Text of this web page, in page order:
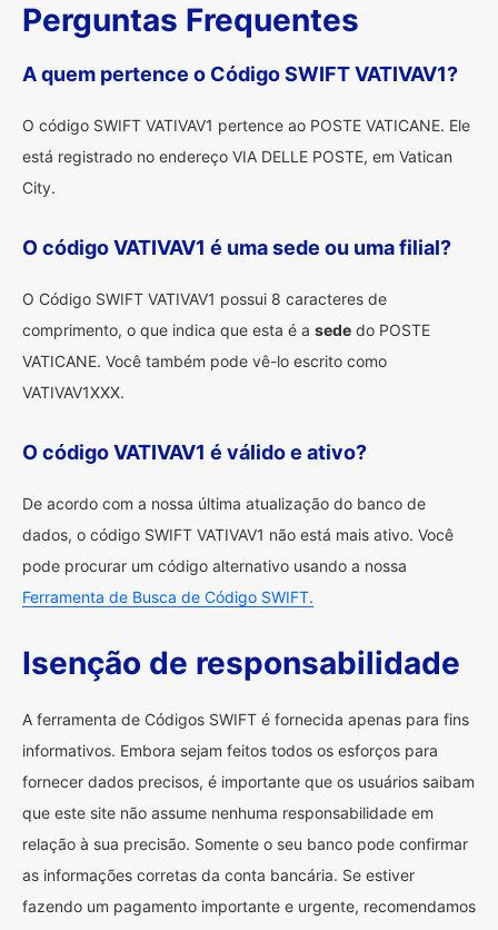
Perguntas Frequentes
A quem pertence o Código SWIFT VATIVAV1?
O código SWIFT VATIVAV1 pertence ao POSTE VATICANE. Ele
está registrado no endereço VIA DELLE POSTE, em Vatican
City.
O código VATIVAV1 é uma sede ou uma filial?
O Código SWIFT VATIVAV1 possui 8 caracteres de
comprimento, o que indica que esta é a sede do POSTE
VATICANE. Você também pode vê-lo escrito como
VATIVAV1XXX.
O código VATIVAV1 é válido e ativo?
De acordo com a nossa última atualização do banco de
dados, o código SWIFT VATIVAV1 não está mais ativo. Você
pode procurar um código alternativo usando a nossa
Ferramenta de Busca de Código SWIFT.
Isenção de responsabilidade
A ferramenta de Códigos SWIFT é fornecida apenas para fins
informativos. Embora sejam feitos todos os esforços para
fornecer dados precisos, é importante que os usuários saibam
que este site não assume nenhuma responsabilidade em
relação à sua precisão. Somente o seu banco pode confirmar
as informações corretas da conta bancária. Se estiver
fazendo um pagamento importante e urgente, recomendamos